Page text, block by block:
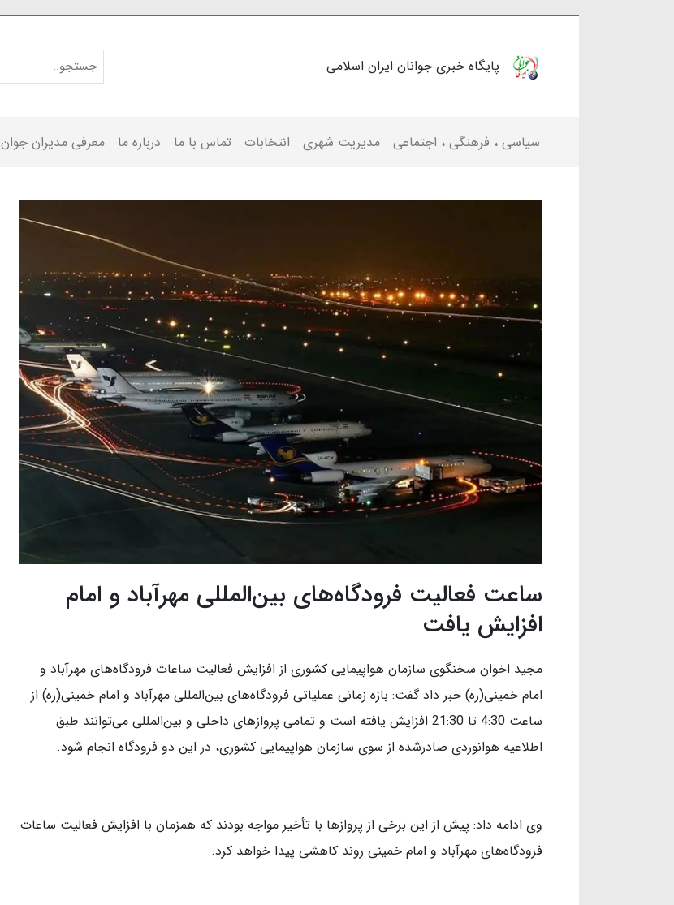
پایگاه خبری جوانان ایران اسلامی
سیاسی ، فرهنگی ، اجتماعی مدیریت شهری انتخابات تماس با ما درباره ما معرفی مدیران جوان
ساعت فعالیت فرودگاه‌های بین‌المللی مهرآباد و امام
افزایش یافت
مجید اخوان سخنگوی سازمان هواپیمایی کشوری از افزایش فعالیت ساعات فرودگاه‌های مهرآباد و
امام خمینی(ره) خبر داد گفت: بازه زمانی عملیاتی فرودگاه‌های بین‌المللی مهرآباد و امام خمینی(ره) از
ساعت 4:30 تا 21:30 افزایش یافته است و تمامی پروازهای داخلی و بین‌المللی می‌توانند طبق
اطلاعیه هوانوردی صادرشده از سوی سازمان هواپیمایی کشوری، در این دو فرودگاه انجام شود.
وی ادامه داد: پیش از این برخی از پروازها با تأخیر مواجه بودند که همزمان با افزایش فعالیت ساعات
فرودگاه‌های مهرآباد و امام خمینی روند کاهشی پیدا خواهد کرد.